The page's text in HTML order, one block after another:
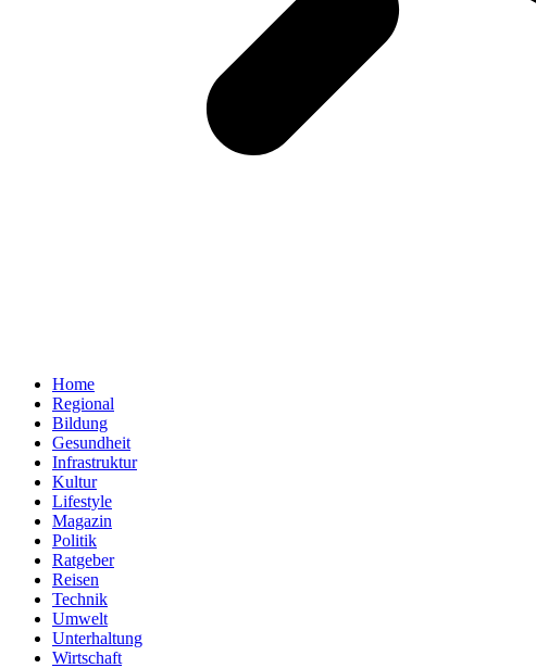
Home
Regional
Bildung
Gesundheit
Infrastruktur
Kultur
Lifestyle
Magazin
Politik
Ratgeber
Reisen
Technik
Umwelt
Unterhaltung
Wirtschaft